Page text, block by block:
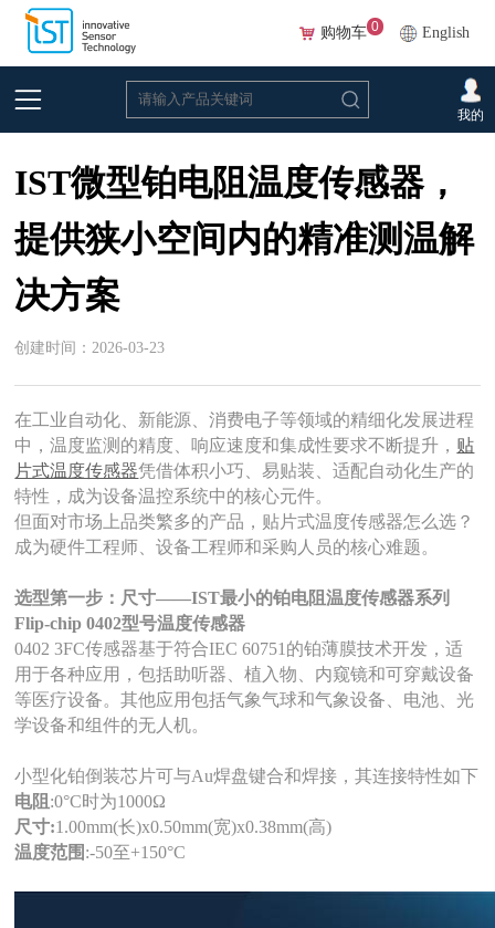
English
购物车 0
我的
首页 新闻和技术分享 > 新闻和活动
IST微型铂电阻温度传感器，
提供狭小空间内的精准测温解
决方案
创建时间：2026-03-23
在工业自动化、新能源、消费电子等领域的精细化发展进程
中，温度监测的精度、响应速度和集成性要求不断提升， 贴
片式温度传感器凭借体积小巧、易贴装、适配自动化生产的
特性，成为设备温控系统中的核心元件。
但面对市场上品类繁多的产品，贴片式温度传感器怎么选？
成为硬件工程师、设备工程师和采购人员的核心难题。
选型第一步： 尺寸——IST最小的铂电阻温度传感器系列
Flip-chip 0402型号温度传感器
0402 3FC传感器基于符合IEC 60751的铂薄膜技术开发，适
用于各种应用，包括助听器、植入物、内窥镜和可穿戴设备
等医疗设备。其他应用包括气象气球和气象设备、电池、光
学设备和组件的无人机。
小型化铂倒装芯片可与Au焊盘键合和焊接，其连接特性如下
电阻 :0°C时为1000Ω
尺寸:1.00mm(长)x0.50mm(宽)x0.38mm(高)
温度范围 :-50至+150°C